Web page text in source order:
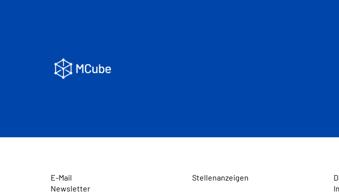
E-Mail
Newsletter
Stellenanzeigen